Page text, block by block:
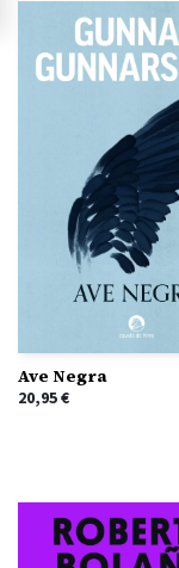
Ave Negra
20,95€